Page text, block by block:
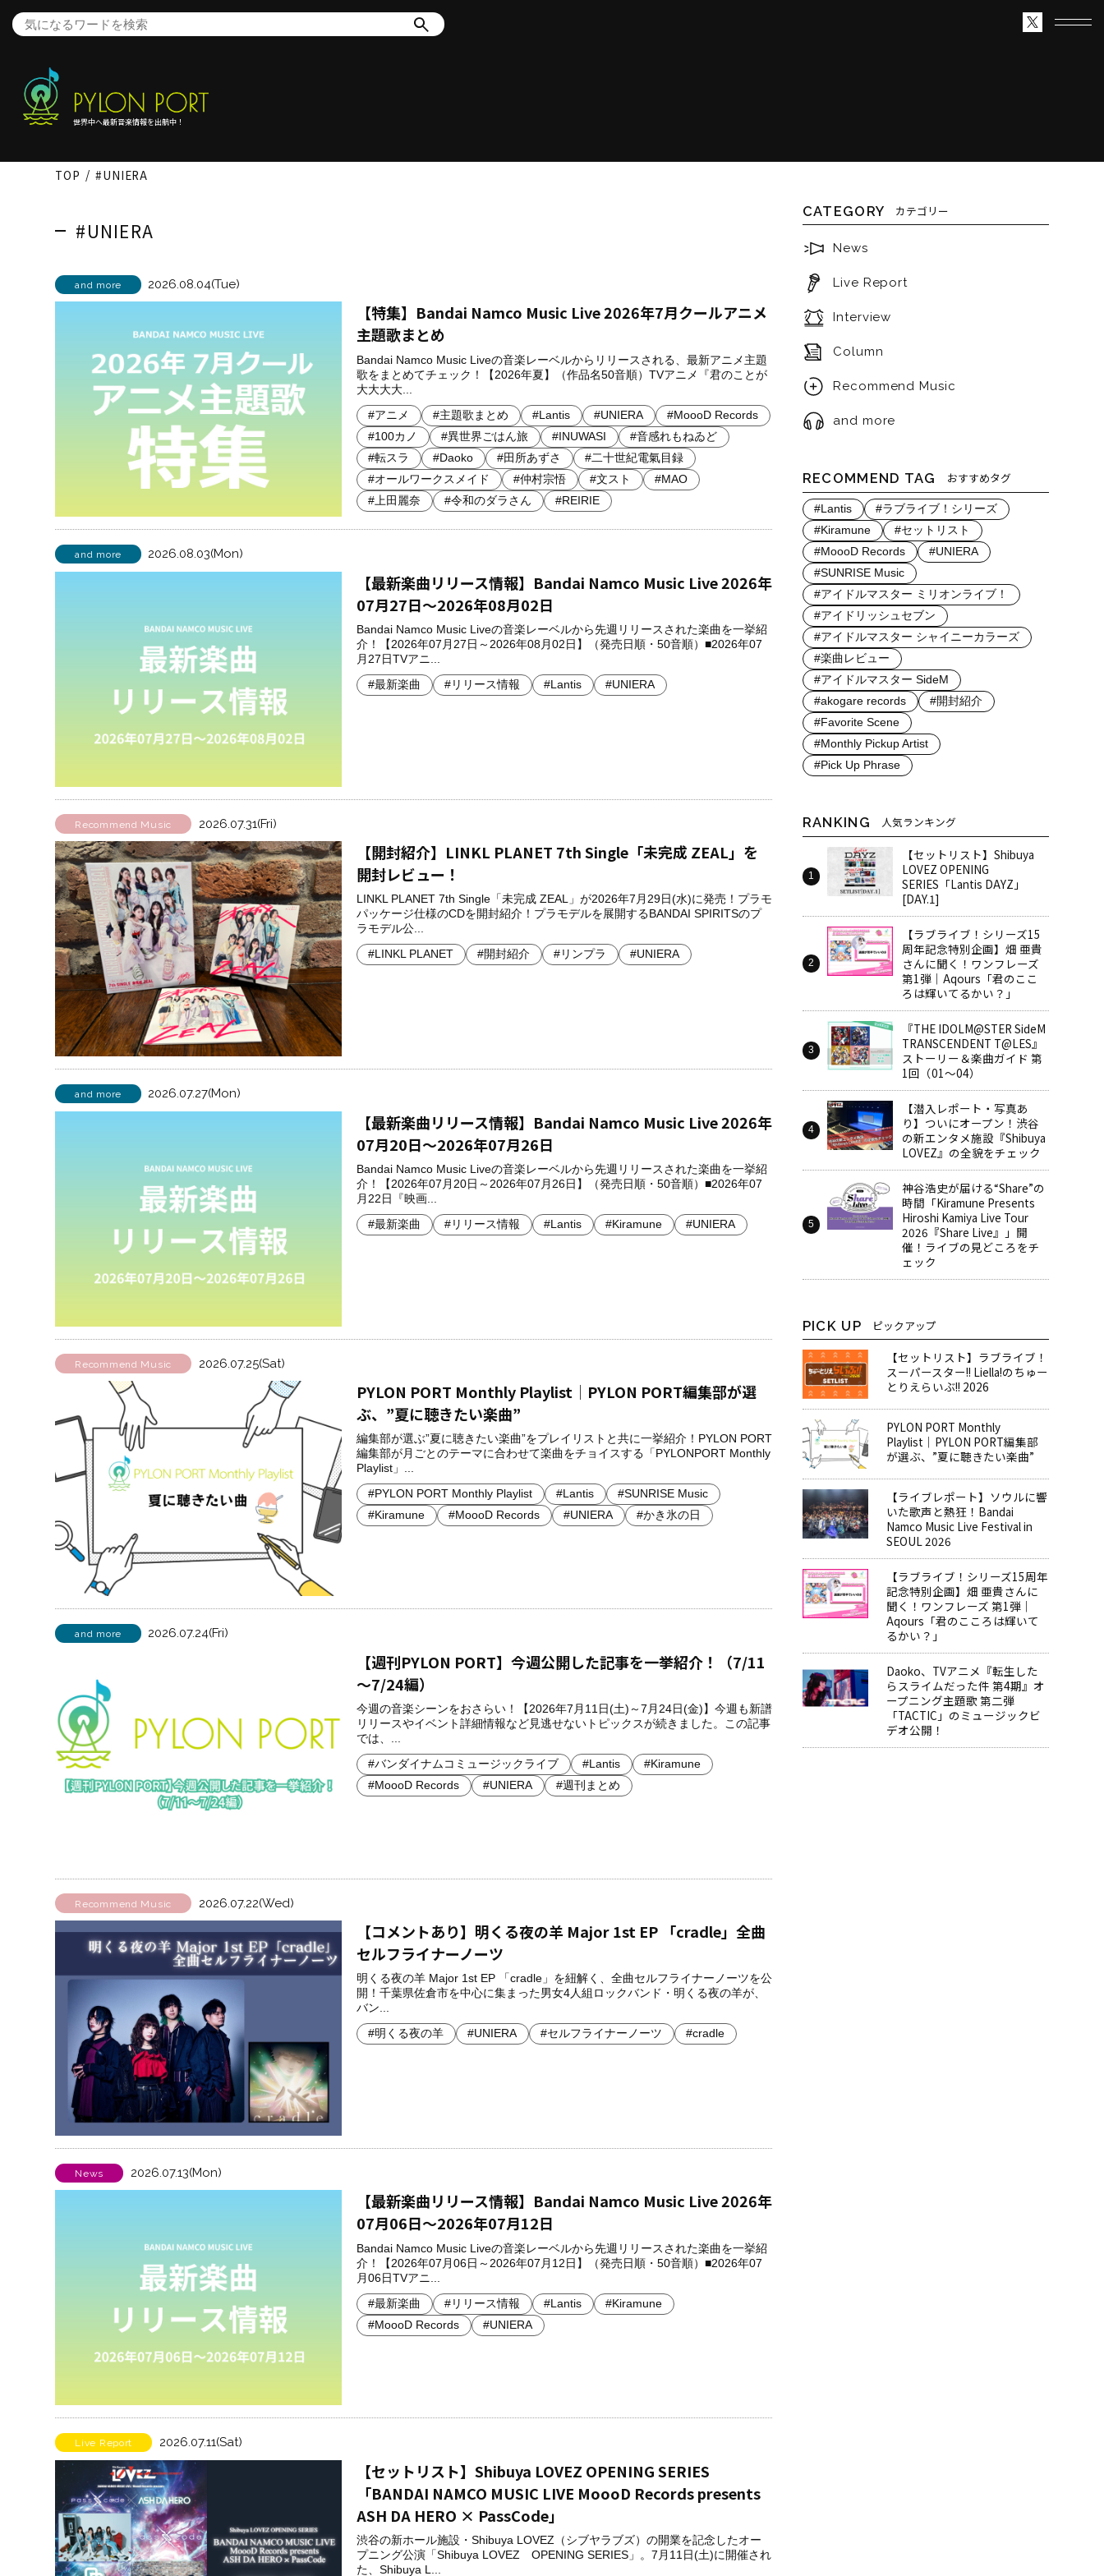
世界中へ最新音楽情報を出航中！
TOP #UNIERA
#UNIERA
and more 2026.08.04(Tue)
【特集】Bandai Namco Music Live 2026年7月クールアニメ
主題歌まとめ
Bandai Namco Music Liveの音楽レーベルからリリースされる、最新アニメ主題
歌をまとめてチェック！【2026年夏】（作品名50音順）TVアニメ『君のことが
大大大大...
#アニメ #主題歌まとめ #Lantis #UNIERA
#MoooD Records
#100カノ
#異世界ごはん旅 #INUWASI
#音感れもねゐど
#転スラ
#Daoko #田所あずさ
#二十世紀電氣目録
#オールワークスメイド
#仲村宗悟 #文スト
#MAO
#上田麗奈
#令和のダラさん #REIRIE
and more 2026.08.03(Mon)
【最新楽曲リリース情報】Bandai Namco Music Live 2026年
07月27日～2026年08月02日
Bandai Namco Music Liveの音楽レーベルから先週リリースされた楽曲を一挙紹
介！【2026年07月27日～2026年08月02日】（発売日順・50音順）■2026年07
月27日TVアニ...
#最新楽曲 #リリース情報 #Lantis #UNIERA
Recommend Music 2026.07.31(Fri)
【開封紹介】LINKL PLANET 7th Single「未完成 ZEAL」を
開封レビュー！
LINKL PLANET 7th Single「未完成 ZEAL」が2026年7月29日(水)に発売！プラモ
パッケージ仕様のCDを開封紹介！プラモデルを展開するBANDAI SPIRITSのプ
ラモデル公...
#LINKL PLANET #開封紹介 #リンプラ #UNIERA
and more 2026.07.27(Mon)
【最新楽曲リリース情報】Bandai Namco Music Live 2026年
07月20日～2026年07月26日
Bandai Namco Music Liveの音楽レーベルから先週リリースされた楽曲を一挙紹
介！【2026年07月20日～2026年07月26日】（発売日順・50音順）■2026年07
月22日『映画...
#最新楽曲 #リリース情報 #Lantis #Kiramune #UNIERA
Recommend Music 2026.07.25(Sat)
PYLON PORT Monthly Playlist│PYLON PORT編集部が選
ぶ、”夏に聴きたい楽曲”
編集部が選ぶ”夏に聴きたい楽曲”をプレイリストと共に一挙紹介！PYLON PORT
編集部が月ごとのテーマに合わせて楽曲をチョイスする「PYLONPORT Monthly
Playlist」...
#PYLON PORT Monthly Playlist #Lantis
#SUNRISE Music
#Kiramune
#MoooD Records #UNIERA #かき氷の日
and more 2026.07.24(Fri)
【週刊PYLON PORT】今週公開した記事を一挙紹介！（7/11
～7/24編）
今週の音楽シーンをおさらい！【2026年7月11日(土)～7月24日(金)】今週も新譜
リリースやイベント詳細情報など見逃せないトピックスが続きました。この記事
では、...
#バンダイナムコミュージックライブ #Lantis
#Kiramune
#MoooD Records
#UNIERA #週刊まとめ
Recommend Music 2026.07.22(Wed)
【コメントあり】明くる夜の羊 Major 1st EP 「cradle」全曲
セルフライナーノーツ
明くる夜の羊 Major 1st EP 「cradle」を紐解く、全曲セルフライナーノーツを公
開！千葉県佐倉市を中心に集まった男女4人組ロックバンド・明くる夜の羊が、
バン...
#明くる夜の羊 #UNIERA #セルフライナーノーツ #cradle
News 2026.07.13(Mon)
【最新楽曲リリース情報】Bandai Namco Music Live 2026年
07月06日～2026年07月12日
Bandai Namco Music Liveの音楽レーベルから先週リリースされた楽曲を一挙紹
介！【2026年07月06日～2026年07月12日】（発売日順・50音順）■2026年07
月06日TVアニ...
#最新楽曲 #リリース情報 #Lantis
#Kiramune
#MoooD Records
#UNIERA
Live Report 2026.07.11(Sat)
【セットリスト】Shibuya LOVEZ OPENING SERIES
「BANDAI NAMCO MUSIC LIVE MoooD Records presents
ASH DA HERO × PassCode」
渋谷の新ホール施設・Shibuya LOVEZ（シブヤラブズ）の開業を記念したオー
プニング公演「Shibuya LOVEZ OPENING SERIES」。7月11日(土)に開催され
た、Shibuya L...
CATEGORY カテゴリー
News
Live Report
Interview
Column
Recommend Music
and more
RECOMMEND TAG おすすめタグ
#Lantis
#ラブライブ！シリーズ
#Kiramune
#セットリスト
#MoooD Records
#UNIERA
#SUNRISE Music
#アイドルマスター ミリオンライブ！
#アイドリッシュセブン
#アイドルマスター シャイニーカラーズ
#楽曲レビュー
#アイドルマスター SideM
#akogare records
#開封紹介
#Favorite Scene
#Monthly Pickup Artist
#Pick Up Phrase
RANKING 人気ランキング
【セットリスト】Shibuya
LOVEZ OPENING
SERIES「Lantis DAYZ」
[DAY.1]
【ラブライブ！シリーズ15
周年記念特別企画】畑 亜貴
さんに聞く！ワンフレーズ
第1弾｜Aqours「君のここ
ろは輝いてるかい？」
『THE IDOLM@STER SideM
TRANSCENDENT T@LES』
ストーリー＆楽曲ガイド 第
1回（01～04）
【潜入レポート・写真あ
り】ついにオープン！渋谷
の新エンタメ施設『Shibuya
LOVEZ』の全貌をチェック
神谷浩史が届ける“Share”の
時間――「Kiramune Presents
Hiroshi Kamiya Live Tour
2026『Share Live』」開
催！ライブの見どころをチ
ェック
PICK UP ピックアップ
【セットリスト】ラブライブ！
スーパースター!! Liella!のちゅー
とりえらいぶ!! 2026
PYLON PORT Monthly
Playlist│PYLON PORT編集部
が選ぶ、”夏に聴きたい楽曲”
【ライブレポート】ソウルに響
いた歌声と熱狂！Bandai
Namco Music Live Festival in
SEOUL 2026
【ラブライブ！シリーズ15周年
記念特別企画】畑 亜貴さんに
聞く！ワンフレーズ 第1弾｜
Aqours「君のこころは輝いて
るかい？」
Daoko、TVアニメ『転生した
らスライムだった件 第4期』オ
ープニング主題歌 第二弾
「TACTIC」のミュージックビ
デオ公開！